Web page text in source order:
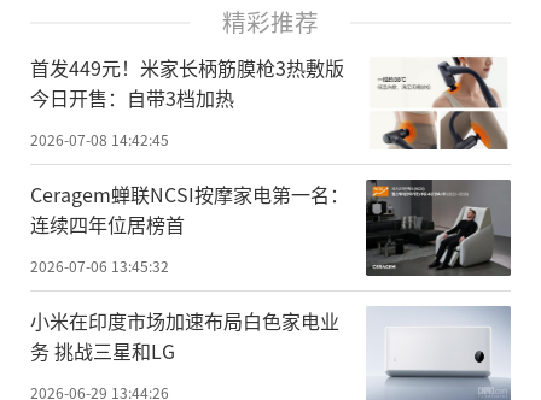
精彩推荐
首发449元！米家长柄筋膜枪3热敷版
今日开售：自带3档加热
2026-07-08 14:42:45
Ceragem蝉联NCSI按摩家电第一名：
连续四年位居榜首
2026-07-06 13:45:32
小米在印度市场加速布局白色家电业
务 挑战三星和LG
2026-06-29 13:44:26